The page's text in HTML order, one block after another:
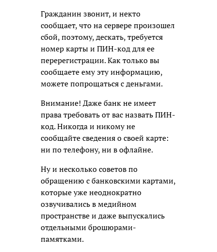
Гражданин звонит, и некто
сообщает, что на сервере произошел
сбой, поэтому, дескать, требуется
номер карты и ПИН-код для ее
перерегистрации. Как только вы
сообщаете ему эту информацию,
можете попрощаться с деньгами.
Внимание! Даже банк не имеет
права требовать от вас назвать ПИН-
код. Никогда и никому не
сообщайте сведения о своей карте:
ни по телефону, ни в офлайне.
Ну и несколько советов по
обращению с банковскими картами,
которые уже неоднократно
озвучивались в медийном
пространстве и даже выпускались
отдельными брошюрами-
памятками.